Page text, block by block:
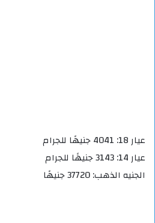
عيار 18: 4041 جنيهًا للجرام
عيار 14: 3143 جنيهًا للجرام
الجنيه الذهب: 37720 جنيهًا